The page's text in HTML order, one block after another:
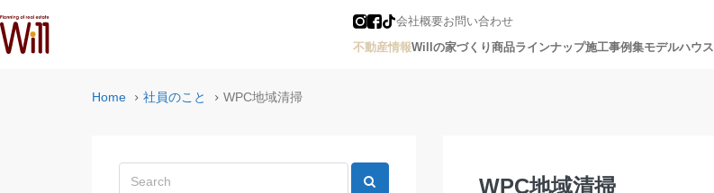
会社概要お問い合わせ
不動産情報Willの家づくり商品ラインナップ施工事例集モデルハウス
Home 社員のこと WPC地域清掃
WPC地域清掃